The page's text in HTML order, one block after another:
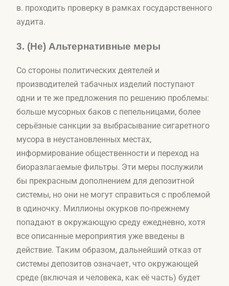
в. проходить проверку в рамках государственного
аудита.
3. (Не) Альтернативные меры
Со стороны политических деятелей и
производителей табачных изделий поступают
одни и те же предложения по решению проблемы:
больше мусорных баков с пепельницами, более
серьёзные санкции за выбрасывание сигаретного
мусора в неустановленных местах,
информирование общественности и переход на
биоразлагаемые фильтры. Эти меры послужили
бы прекрасным дополнением для депозитной
системы, но они не могут справиться с проблемой
в одиночку. Миллионы окурков по-прежнему
попадают в окружающую среду ежедневно, хотя
все описанные мероприятия уже введены в
действие. Таким образом, дальнейший отказ от
системы депозитов означает, что окружающей
среде (включая и человека, как её часть) будет